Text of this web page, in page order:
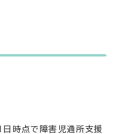
時点で障害児通所支援